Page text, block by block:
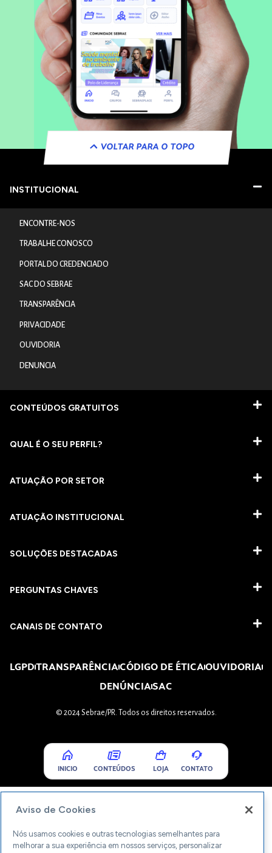
VOLTAR PARA O TOPO
INSTITUCIONAL
ENCONTRE-NOS
TRABALHE CONOSCO
PORTAL DO CREDENCIADO
SAC DO SEBRAE
TRANSPARÊNCIA
PRIVACIDADE
OUVIDORIA
DENUNCIA
CONTEÚDOS GRATUITOS
QUAL É O SEU PERFIL?
ATUAÇÃO POR SETOR
ATUAÇÃO INSTITUCIONAL
SOLUÇÕES DESTACADAS
PERGUNTAS CHAVES​
CANAIS DE CONTATO
LGPDTRANSPARÊNCIACÓDIGO DE ÉTICAOUVIDORIA
DENÚNCIASAC
© 2024 Sebrae/PR. Todos os direitos reservados.
INICIO CONTEÚDOS LOJA CONTATO
Aviso de Cookies
Nós usamos cookies e outras tecnologias semelhantes para
melhorar a sua experiência em nossos serviços, personalizar